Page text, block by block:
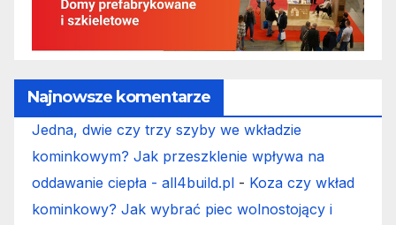
Najnowsze komentarze
Jedna, dwie czy trzy szyby we wkładzie
kominkowym? Jak przeszklenie wpływa na
oddawanie ciepła - all4build.pl - Koza czy wkład
kominkowy? Jak wybrać piec wolnostojący i